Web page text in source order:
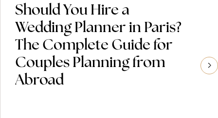
Should You Hire a
Wedding Planner in Paris?
The Complete Guide for
Couples Planning from
Abroad